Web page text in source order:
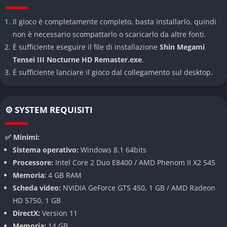
Megami Tensei III Nocturne HD Remaster
Sistema di combattimento Press Turn profondo e
strategico
Il leggendario sistema Press Turn è il cuore pulsante del
gameplay, basato sull’uso intelligente delle debolezze
elementali dei nemici. Colpire il punto giusto concede turni
Questo equilibrio fragile crea una tensione costante, che
trasforma ogni battaglia in una danza di calcolo e istinto.
Atmosfera apocalittica e mitologia oscura
Il mondo di gioco, chiamato Vortex World, è una visione distorta
di Tokyo dopo la fine del mondo: città sospese nel vuoto, templi
sotterranei e deserti di cemento dominati da divinità e mostri.
L’estetica minimalista di Kazuma Kaneko dona al titolo un tono
quasi sacrale, in cui il confine tra bellezza e orrore si dissolve
Il gioco è completamente completo, basta installarlo, quindi
non è necessario scompattarlo o scaricarlo da altre fonti.
È sufficiente eseguire il file di installazione Shin Megami
Tensei III Nocturne HD Remaster.exe.
È sufficiente lanciare il gioco dal collegamento sul desktop.
⚙️ SYSTEM REQUISITI
✅ Minimi:
Sistema operativo: Windows 8.1 64bits
Processore: Intel Core 2 Duo E8400 / AMD Phenom II X2 545
Memoria: 4 GB RAM
Scheda video: NVIDIA GeForce GTS 450, 1 GB / AMD Radeon
HD 5750, 1 GB
DirectX: Version 11